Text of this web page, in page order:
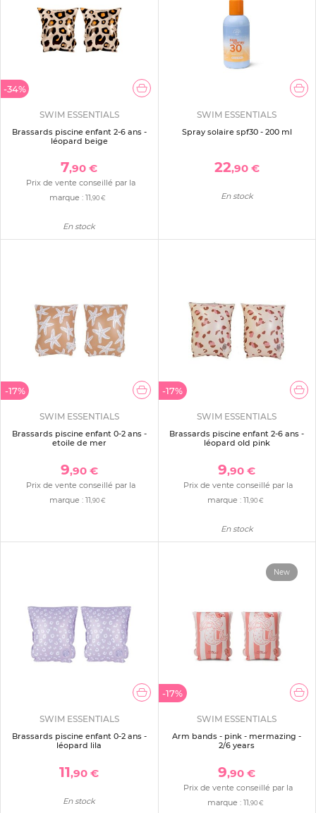
-34%
SWIM ESSENTIALS
Brassards piscine enfant 2-6 ans -
léopard beige
7,90 €
Prix de vente conseillé par la
marque :11,90 €
En stock
SWIM ESSENTIALS
Spray solaire spf30 - 200 ml
22,90 €
En stock
-17%
SWIM ESSENTIALS
Brassards piscine enfant 0-2 ans -
etoile de mer
9,90 €
Prix de vente conseillé par la
marque :11,90 €
-17%
SWIM ESSENTIALS
Brassards piscine enfant 2-6 ans -
léopard old pink
9,90 €
Prix de vente conseillé par la
marque : 11 ,90 €
En stock
SWIM ESSENTIALS
Brassards piscine enfant 0-2 ans -
léopard lila
11,90 €
En stock
-17%
New
SWIM ESSENTIALS
Arm bands - pink - mermazing -
2/6 years
9,90 €
Prix de vente conseillé par la
marque : 11 ,90 €